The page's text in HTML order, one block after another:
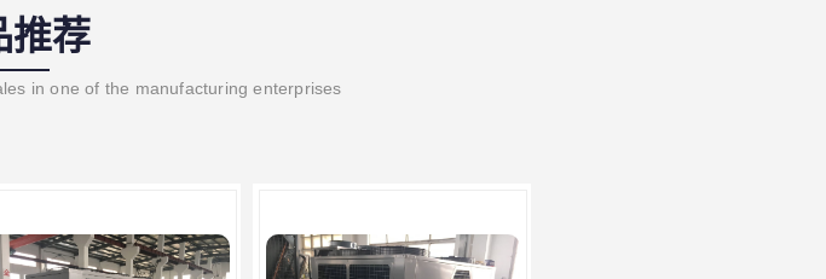
推荐
in one of the manufacturing enterprises